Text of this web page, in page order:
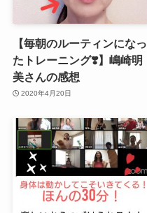
【毎朝のルーティンになっ
たトレーニング❣️】嶋崎明
美さんの感想
2020年4月20日